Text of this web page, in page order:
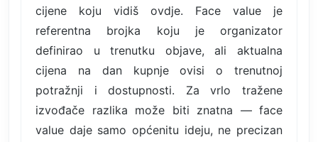
cijene koju vidiš ovdje. Face value je
referentna brojka koju je organizator
definirao u trenutku objave, ali aktualna
cijena na dan kupnje ovisi o trenutnoj
potražnji i dostupnosti. Za vrlo tražene
izvođače razlika može biti znatna — face
value daje samo općenitu ideju, ne precizan